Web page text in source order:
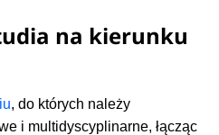
na kierunku
, do których należy
i multidyscyplinarne, łącząc